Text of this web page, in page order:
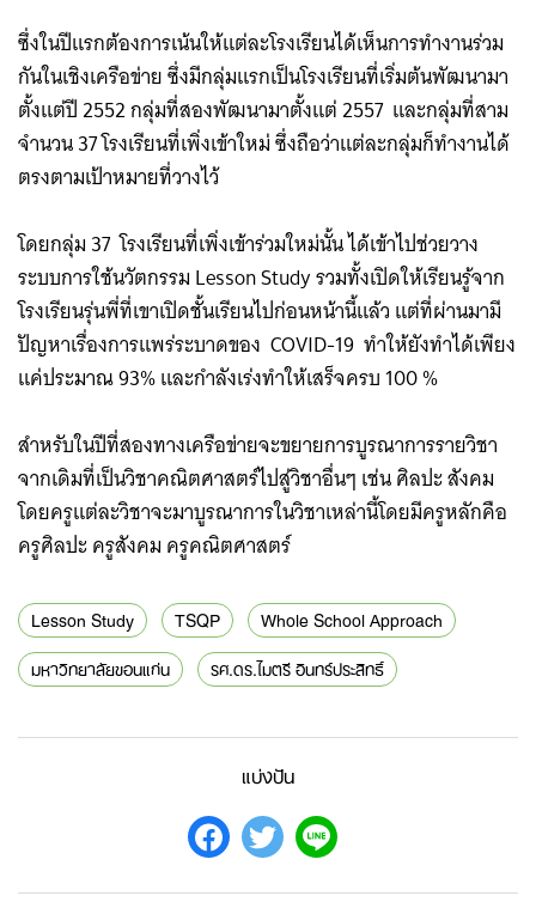
ซึ่งในปีแรกต้องการเน้นให้แต่ละโรงเรียนได้เห็นการทำงานร่วม
กันในเชิงเครือข่าย ซึ่งมีกลุ่มแรกเป็นโรงเรียนที่เริ่มต้นพัฒนามา
ตั้งแต่ปี 2552 กลุ่มที่สองพัฒนามาตั้งแต่ 2557 และกลุ่มที่สาม
จำนวน 37 โรงเรียนที่เพิ่งเข้าใหม่ ซึ่งถือว่าแต่ละกลุ่มก็ทำงานได้
ตรงตามเป้าหมายที่วางไว้
โดยกลุ่ม 37 โรงเรียนที่เพิ่งเข้าร่วมใหม่นั้น ได้เข้าไปช่วยวาง
ระบบการใช้นวัตกรรม Lesson Study รวมทั้งเปิดให้เรียนรู้จาก
โรงเรียนรุ่นพี่ที่เขาเปิดชั้นเรียนไปก่อนหน้านี้แล้ว แต่ที่ผ่านมามี
ปัญหาเรื่องการแพร่ระบาดของ COVID-19 ทำให้ยังทำได้เพียง
แค่ประมาณ 93% และกำลังเร่งทำให้เสร็จครบ 100 % ​​
สำหรับในปีที่สองทางเครือข่ายจะขยายการบูรณาการรายวิชา
จากเดิมที่เป็นวิชาคณิตศาสตร์ไปสู่วิชาอื่นๆ เช่น ศิลปะ สังคม
โดยครูแต่ละวิชาจะมาบูรณาการในวิชาเหล่านี้โดยมีครูหลักคือ
ครูศิลปะ ครูสังคม ครูคณิตศาสตร์
Lesson Study TSQP
Whole School Approach
มหาวิทยาลัยขอนแก่น
รศ.ดร.ไมตรี อินทร์ประสิทธิ์
แบ่งปัน